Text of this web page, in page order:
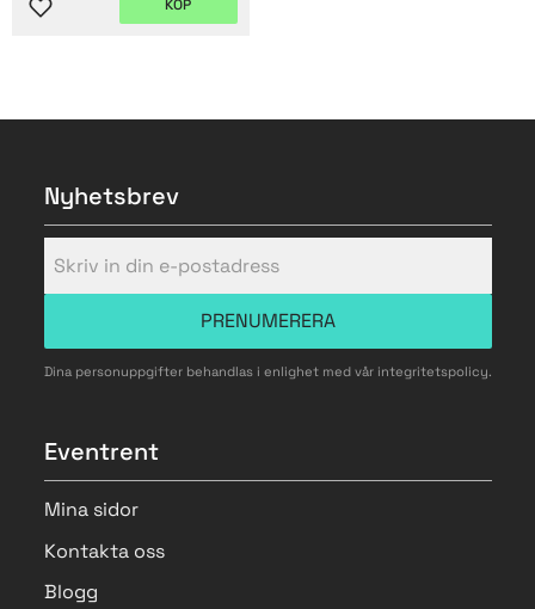
Lägg till i favoriter
KÖP
Nyhetsbrev
PRENUMERERA
Dina personuppgifter behandlas i enlighet med vår integritetspolicy.
Eventrent
Mina sidor
Kontakta oss
Blogg